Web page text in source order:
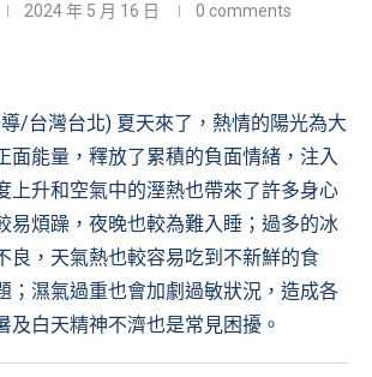
2024 年 5 月 16 日 0 comments
/台灣台北) 夏天來了，熱情的陽光為大
面能量，釋放了累積的負面情緒，注入
上升和空氣中的溼熱也帶來了許多身心
易煩躁，夜晚也較為難入睡；過多的冰
良，天氣熱也較容易吃到不新鮮的食
；濕氣過重也會加劇過敏狀況，造成各
及白天精神不濟也是常見困擾。